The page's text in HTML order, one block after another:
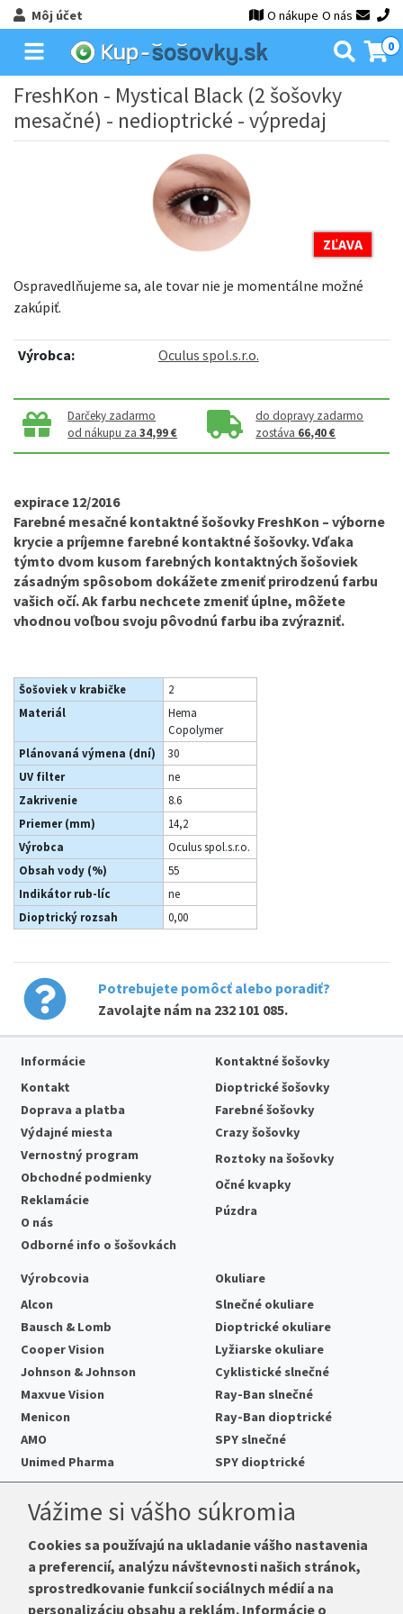
Môj účet O nákupe O nás
0
FreshKon - Mystical Black (2 šošovky
mesačné) - nedioptrické - výpredaj
ZĽAVA
Ospravedlňujeme sa, ale tovar nie je momentálne možné
zakúpiť.
Výrobca: Oculus spol.s.r.o.
Darčeky zadarmo
od nákupu za34,99 €
do dopravy zadarmo
zostáva 66,40 €
expirace 12/2016
Farebné mesačné kontaktné šošovky FreshKon – výborne
krycie a príjemne farebné kontaktné šošovky. Vďaka
týmto dvom kusom farebných kontaktných šošoviek
zásadným spôsobom dokážete zmeniť prirodzenú farbu
vašich očí. Ak farbu nechcete zmeniť úplne, môžete
vhodnou voľbou svoju pôvodnú farbu iba zvýrazniť.
Šošoviek v krabičke
2
Materiál
Hema
Copolymer
Plánovaná výmena (dní)
30
UV filter
ne
Zakrivenie
8.6
Priemer (mm)
14,2
Výrobca
Oculus spol.s.r.o.
Obsah vody (%)
55
Indikátor rub-líc
ne
Dioptrický rozsah
0,00
Potrebujete pomôcť alebo poradiť?
Zavolajte nám na 232 101 085.
Informácie
Kontakt
Doprava a platba
Výdajné miesta
Vernostný program
Obchodné podmienky
Reklamácie
O nás
Odborné info o šošovkách
Kontaktné šošovky
Dioptrické šošovky
Farebné šošovky
Crazy šošovky
Roztoky na šošovky
Očné kvapky
Púzdra
Výrobcovia
Alcon
Bausch & Lomb
Cooper Vision
Johnson & Johnson
Maxvue Vision
Menicon
AMO
Unimed Pharma
Okuliare
Slnečné okuliare
Dioptrické okuliare
Lyžiarske okuliare
Cyklistické slnečné
Ray-Ban slnečné
Ray-Ban dioptrické
SPY slnečné
SPY dioptrické
Telefón:+421 222 205 863
E-mail:info@kup-sosovky.sk
Vážime si vášho súkromia
Cookies sa používajú na ukladanie vášho nastavenia
a preferencií, analýzu návštevnosti našich stránok,
sprostredkovanie funkcií sociálnych médií a na
personalizáciu obsahu a reklám. Informácie o